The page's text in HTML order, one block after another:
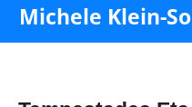
Michele Klein-